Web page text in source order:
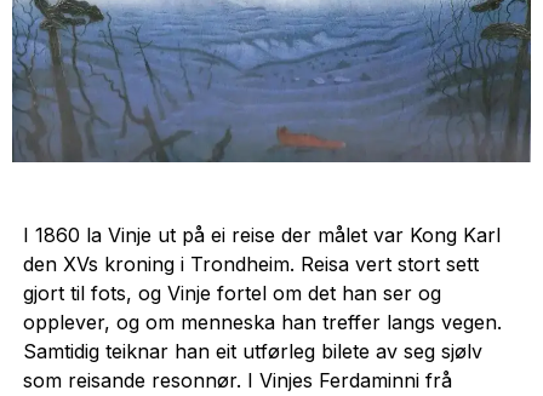
I 1860 la Vinje ut på ei reise der målet var Kong Karl
den XVs kroning i Trondheim. Reisa vert stort sett
gjort til fots, og Vinje fortel om det han ser og
opplever, og om menneska han treffer langs vegen.
Samtidig teiknar han eit utførleg bilete av seg sjølv
som reisande resonnør. I Vinjes Ferdaminni frå